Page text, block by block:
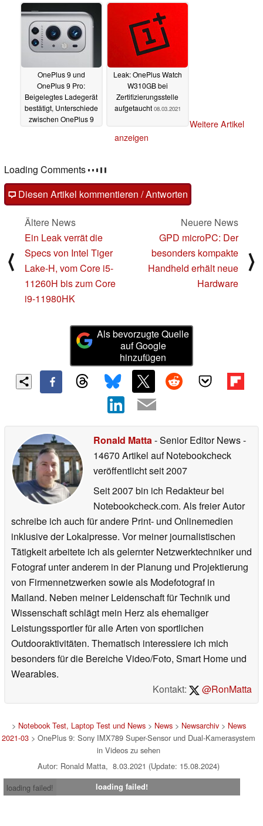
09.03.2021
OnePlus 9 und
OnePlus 9 Pro:
Beigelegtes Ladegerät
bestätigt, Unterschiede
zwischen OnePlus 9
Leak: OnePlus Watch
W310GB bei
Zertifizierungsstelle
aufgetaucht 08.03.2021
Weitere Artikel
anzeigen
Loading Comments
Diesen Artikel kommentieren / Antworten
⟨
Ältere News
Ein Leak verrät die
Specs von Intel Tiger
Lake-H, vom Core i5-
11260H bis zum Core
i9-11980HK
Neuere News
GPD microPC: Der
besonders kompakte
Handheld erhält neue
Hardware
⟩
Als bevorzugte Quelle
auf Google
hinzufügen
Ronald Matta- Senior Editor News-
14670 Artikel auf Notebookcheck
veröffentlichtseit 2007
Seit 2007 bin ich Redakteur bei
Notebookcheck.com. Als freier Autor
schreibe ich auch für andere Print- und Onlinemedien
inklusive der Lokalpresse. Vor meiner journalistischen
Tätigkeit arbeitete ich als gelernter Netzwerktechniker und
Fotograf unter anderem in der Planung und Projektierung
von Firmennetzwerken sowie als Modefotograf in
Mailand. Neben meiner Leidenschaft für Technik und
Wissenschaft schlägt mein Herz als ehemaliger
Leistungssportler für alle Arten von sportlichen
Outdooraktivitäten. Thematisch interessiere ich mich
besonders für die Bereiche Video/Foto, Smart Home und
Wearables.
Kontakt:
@RonMatta
> Notebook Test, Laptop Test und News> News> Newsarchiv> News
2021-03 > OnePlus 9: Sony IMX789 Super-Sensor und Dual-Kamerasystem
in Videos zu sehen
Autor: Ronald Matta, 8.03.2021 (Update: 15.08.2024)
loading failed!
loading failed!